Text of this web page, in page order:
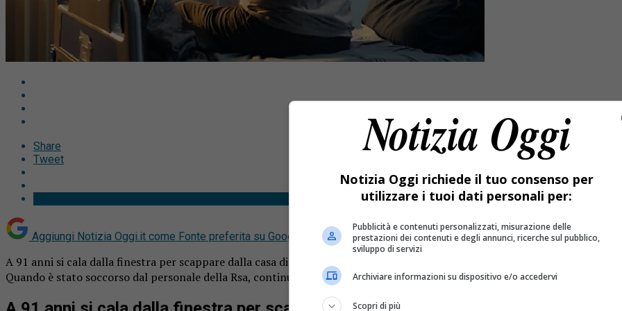
Share
Tweet
Aggiungi Notizia Oggi.it come Fonte preferita su Google
A 91 anni si cala dalla finestra per scappare dalla casa di riposo. Ma scivola e muore. Una vicenda terribile: poco tempo fa
Quando è stato soccorso dal personale della Rsa, continuava a ripetere: “Scusatemi”.
Notizia Oggi richiede il tuo consenso per
utilizzare i tuoi dati personali per:
Pubblicità e contenuti personalizzati, misurazione delle
prestazioni dei contenuti e degli annunci, ricerche sul pubblico,
sviluppo di servizi
Archiviare informazioni su dispositivo e/o accedervi
Scopri di più